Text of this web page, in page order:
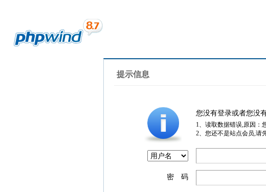
提示信息
您没有登录或者您没
1、读取数据错误,原因：
2、您还不是站点会员,请
密 码